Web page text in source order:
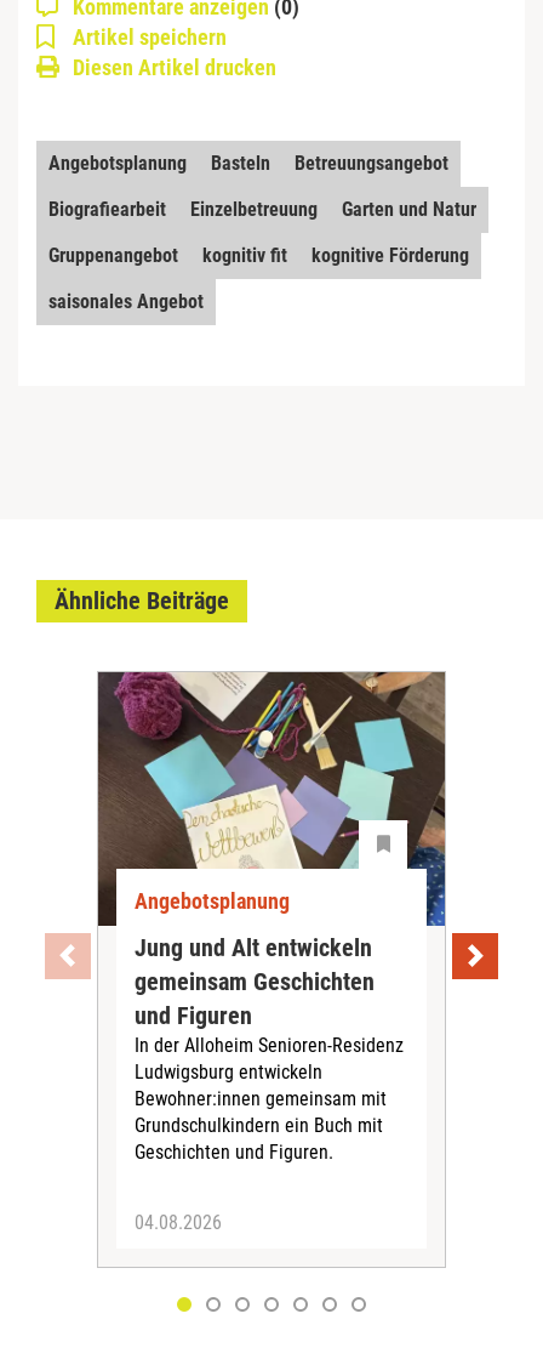
Kommentare anzeigen (0)
Artikel speichern
Diesen Artikel drucken
Angebotsplanung Basteln
Betreuungsangebot
Biografiearbeit
Einzelbetreuung
Garten und Natur
Gruppenangebot
kognitiv fit
kognitive Förderung
saisonales Angebot
Ähnliche Beiträge
Angebotsplanung
Jung und Alt entwickeln
gemeinsam Geschichten
und Figuren
In der Alloheim Senioren-Residenz
Ludwigsburg entwickeln
Bewohner:innen gemeinsam mit
Grundschulkindern ein Buch mit
Geschichten und Figuren.
04.08.2026